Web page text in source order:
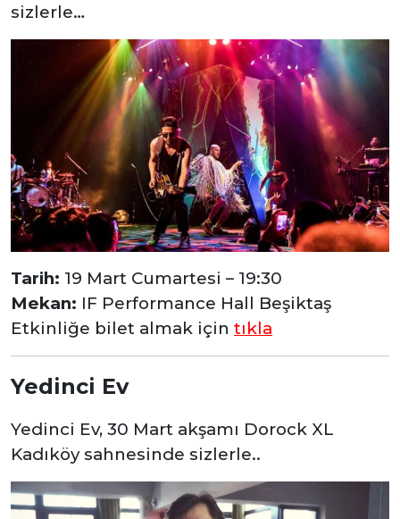
sizlerle…
Tarih: 19 Mart Cumartesi – 19:30
Mekan: IF Performance Hall Beşiktaş
Etkinliğe bilet almak için tıkla
Yedinci Ev
Yedinci Ev, 30 Mart akşamı Dorock XL
Kadıköy sahnesinde sizlerle..